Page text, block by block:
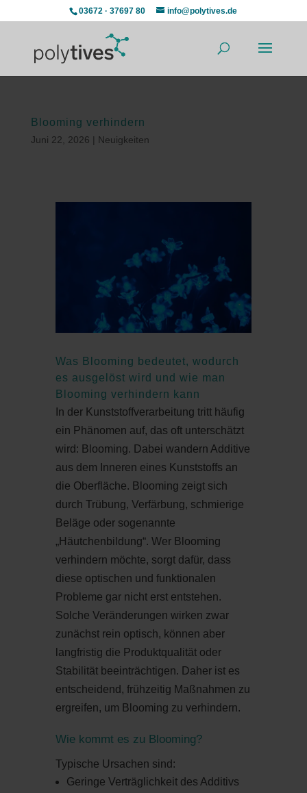
03672 · 37697 80 info@polytives.de
Blooming verhindern
Juni 22, 2026 | Neuigkeiten
Was Blooming bedeutet, wodurch
es ausgelöst wird und wie man
Blooming verhindern kann
In der Kunststoffverarbeitung tritt häufig
ein Phänomen auf, das oft unterschätzt
wird: Blooming. Dabei wandern Additive
aus dem Inneren eines Kunststoffs an
die Oberfläche. Blooming zeigt sich
durch Trübung, Verfärbung, schmierige
Beläge oder sogenannte
„Häutchenbildung“. Wer Blooming
verhindern möchte, sorgt dafür, dass
diese optischen und funktionalen
Probleme gar nicht erst entstehen.
Solche Veränderungen wirken zwar
zunächst rein optisch, können aber
langfristig die Produktqualität oder
Stabilität beeinträchtigen. Daher ist es
entscheidend, frühzeitig Maßnahmen zu
ergreifen, um Blooming zu verhindern.
Wie kommt es zu Blooming?
Typische Ursachen sind:
Geringe Verträglichkeit des Additivs